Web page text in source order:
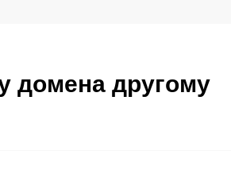
домена другому